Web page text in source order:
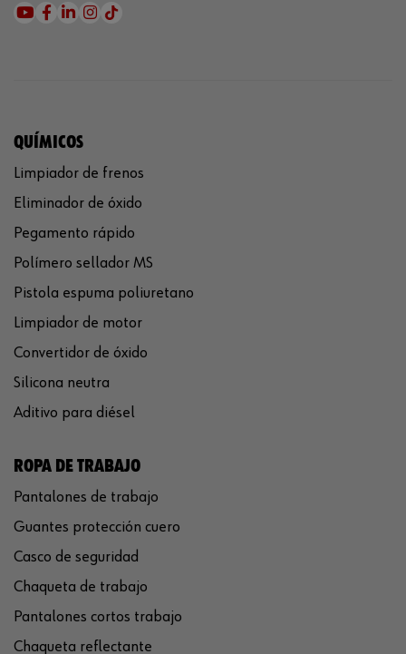
QUÍMICOS
Limpiador de frenos
Eliminador de óxido
Pegamento rápido
Polímero sellador MS
Pistola espuma poliuretano
Limpiador de motor
Convertidor de óxido
Silicona neutra
Aditivo para diésel
ROPA DE TRABAJO
Pantalones de trabajo
Guantes protección cuero
Casco de seguridad
Chaqueta de trabajo
Pantalones cortos trabajo
Chaqueta reflectante